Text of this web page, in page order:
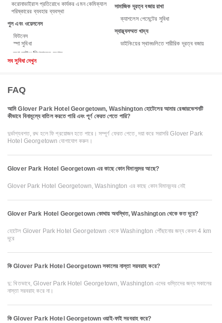
করোনাভাইরাস প্রতিরোধে কার্যকর এমন কেমিক্যাল
পরিষ্কারের ব্যবহার ব্যবস্থা
পুল এবং ওয়েলনেস
ফিটনেস
স্পা সুবিধা
সামাজিক দূরত্ব বজায় রাখা
ক্যাশলেস পেমেন্টের সুবিধা
স্বাস্থ্যসম্মত খাদ্য
ডাইনিংয়ের স্থানগুলিতে শারীরিক দূরত্ব বজায়
সব সুবিধা দেখুন
FAQ
আমি Glover Park Hotel Georgetown, Washington হোটেলের আমার রেজারভেশনটি
কীভাবে বিনামূল্যে বাতিল করতে পারি এবং পূর্ণ ফেরত পেতে পারি?
দুর্ভাগ্যবশত, রদ্দ হলে ফি প্রয়োজন হতে পারে। সম্পূর্ণ ফেরত পেতে, দয়া করে সরাসরি Glover Park
Hotel Georgetown যোগাযোগ করুন।
Glover Park Hotel Georgetown এর কাছে কোন বিমানবন্দর আছে?
Glover Park Hotel Georgetown, Washington এর কাছে কোন বিমানবন্দর নেই
Glover Park Hotel Georgetown কোথায় অবস্থিত, Washington থেকে কত দূরে?
হোটেল Glover Park Hotel Georgetown থেকে Washington পৌঁছানোর জন্য কেবল 4 km
দূরে
কি Glover Park Hotel Georgetown সকালের নাস্তা সরবরাহ করে?
দু: খিতভাবে, Glover Park Hotel Georgetown, Washington এদের গুস্তিদের জন্য সকালের
নাস্তা সরবরাহ করে না।
কি Glover Park Hotel Georgetown ওয়াই-ফাই সরবরাহ করে?